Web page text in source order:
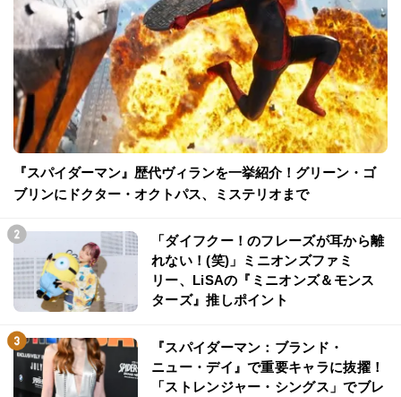
『スパイダーマン』歴代ヴィランを一挙紹介！グリーン・ゴ
ブリンにドクター・オクトパス、ミステリオまで
「ダイフクー！のフレーズが耳から離
れない！(笑)」ミニオンズファミ
リー、LiSAの『ミニオンズ＆モンス
ターズ』推しポイント
『スパイダーマン：ブランド・
ニュー・デイ』で重要キャラに抜擢！
「ストレンジャー・シングス」でブレ